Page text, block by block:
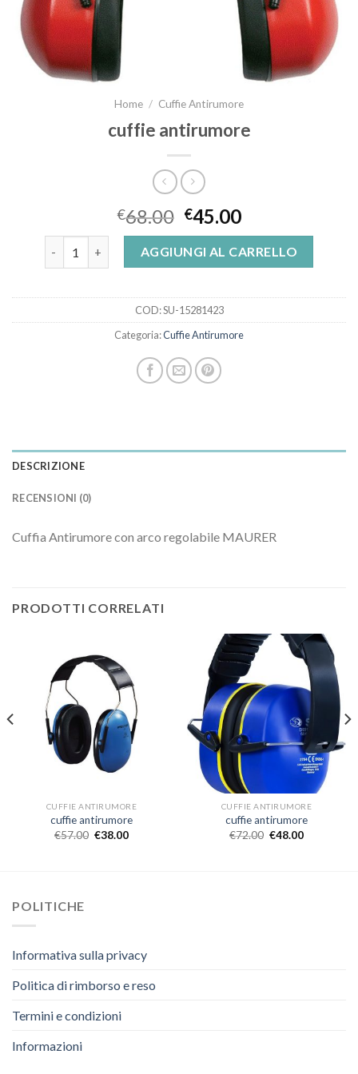
Home / Cuffie Antirumore
cuffie antirumore
€68.00 €45.00
cuffie antirumore quantitàAGGIUNGI AL CARRELLO
COD:SU-15281423
Categoria:Cuffie Antirumore
DESCRIZIONE
RECENSIONI (0)
Cuffia Antirumore con arco regolabile MAURER
PRODOTTI CORRELATI
CUFFIE ANTIRUMORE
cuffie antirumore
€57.00 €38.00
CUFFIE ANTIRUMORE
cuffie antirumore
€72.00 €48.00
POLITICHE
Informativa sulla privacy
Politica di rimborso e reso
Termini e condizioni
Informazioni